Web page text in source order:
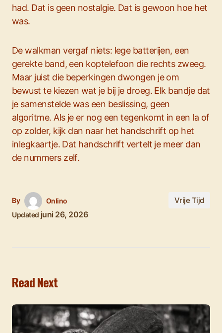
had. Dat is geen nostalgie. Dat is gewoon hoe het
was.
De walkman vergaf niets: lege batterijen, een
gerekte band, een koptelefoon die rechts zweeg.
Maar juist die beperkingen dwongen je om
bewust te kiezen wat je bij je droeg. Elk bandje dat
je samenstelde was een beslissing, geen
algoritme. Als je er nog een tegenkomt in een la of
op zolder, kijk dan naar het handschrift op het
inlegkaartje. Dat handschrift vertelt je meer dan
de nummers zelf.
By
Onlino
Updated juni 26, 2026
Vrije Tijd
Read Next